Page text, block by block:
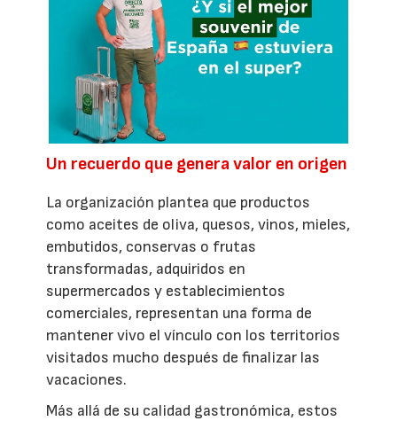
Un recuerdo que genera valor en origen
La organización plantea que productos
como aceites de oliva, quesos, vinos, mieles,
embutidos, conservas o frutas
transformadas, adquiridos en
supermercados y establecimientos
comerciales, representan una forma de
mantener vivo el vínculo con los territorios
visitados mucho después de finalizar las
vacaciones.
Más allá de su calidad gastronómica, estos